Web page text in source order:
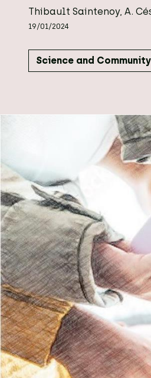
Thibault Saintenoy, A.
19/01/2024
Science and Community